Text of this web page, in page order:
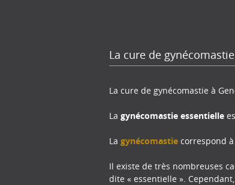
La cure de
La cure de gynécomastie à
La gynécomastie essentielle
La gynécomastie correspond
Il existe de très nombreuses
dite « essentielle ».